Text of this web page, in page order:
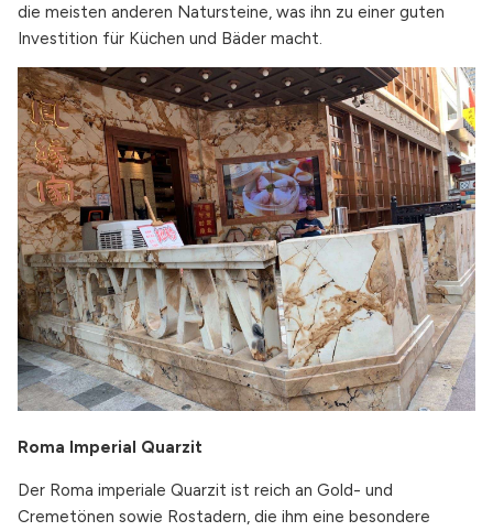
die meisten anderen Natursteine, was ihn zu einer guten
Investition für Küchen und Bäder macht.
Roma Imperial Quarzit
Der Roma imperiale Quarzit ist reich an Gold- und
Cremetönen sowie Rostadern, die ihm eine besondere